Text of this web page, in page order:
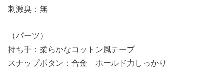
刺激臭：無
（パーツ）
持ち手：柔らかなコットン風テープ
スナップボタン：合金 ホールド力しっかり